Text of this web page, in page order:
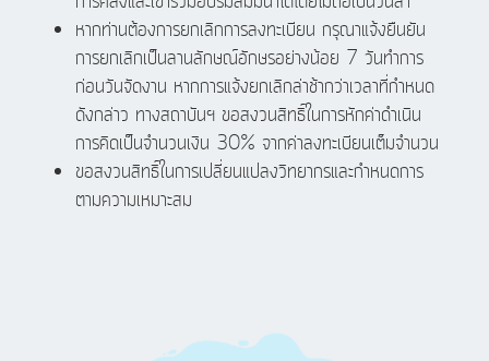
หากท่านต้องการยกเลิกการลงทะเบียน กรุณาแจ้งยืนยัน
การยกเลิกเป็นลานลักษณ์อักษรอย่างน้อย 7 วันทำการ
ก่อนวันจัดงาน หากการแจ้งยกเลิกล่าช้ากว่าเวลาที่กำหนด
ดังกล่าว ทางสถาบันฯ ขอสงวนสิทธิ์ในการหักค่าดำเนิน
การคิดเป็นจำนวนเงิน 30% จากค่าลงทะเบียนเต็มจำนวน
ขอสงวนสิทธิ์ในการเปลี่ยนแปลงวิทยากรและกำหนดการ
ตามความเหมาะสม